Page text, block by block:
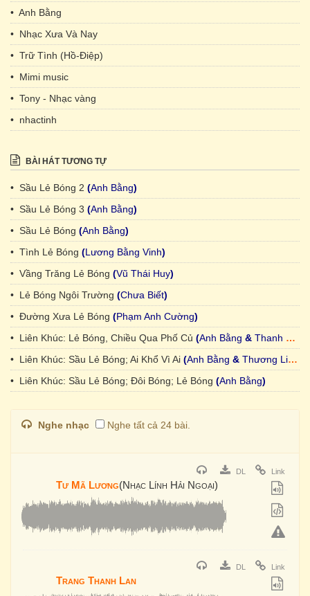
• Anh Bằng
• Nhạc Xưa Và Nay
• Trữ Tình (Hồ-Điệp)
• Mimi music
• Tony - Nhạc vàng
• nhactinh
BÀI HÁT TƯƠNG TỰ
• Sầu Lẻ Bóng 2 (Anh Bằng)
• Sầu Lẻ Bóng 3 (Anh Bằng)
• Sầu Lẻ Bóng (Anh Bằng)
• Tình Lẻ Bóng (Lương Bằng Vinh)
• Vầng Trăng Lẻ Bóng (Vũ Thái Huy)
• Lẻ Bóng Ngôi Trường (Chưa Biết)
• Đường Xưa Lẻ Bóng (Phạm Anh Cường)
• Liên Khúc: Lẻ Bóng, Chiều Qua Phố Củ (Anh Bằng & Thanh Sơn
• Liên Khúc: Sầu Lẻ Bóng; Ai Khổ Vì Ai (Anh Bằng & Thương Linh
• Liên Khúc: Sầu Lẻ Bóng; Đôi Bóng; Lẻ Bóng (Anh Bằng)
Nghe nhạc Nghe tất cả 24 bài.
DL Link
Tư Mã Lương(Nhạc Lính Hải Ngoại)
DL Link
Trang Thanh Lan